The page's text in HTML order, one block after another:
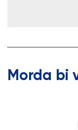
Morda bi